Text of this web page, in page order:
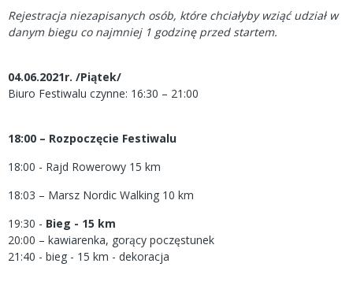
Rejestracja niezapisanych osób, które chciałyby wziąć udział w
danym biegu co najmniej 1 godzinę przed startem.
04.06.2021r. /Piątek/
Biuro Festiwalu czynne: 16:30 – 21:00
18:00 – Rozpoczęcie Festiwalu
18:00 - Rajd Rowerowy 15 km
18:03 – Marsz Nordic Walking 10 km
19:30 - Bieg - 15 km
20:00 – kawiarenka, gorący poczęstunek
21:40 - bieg - 15 km - dekoracja